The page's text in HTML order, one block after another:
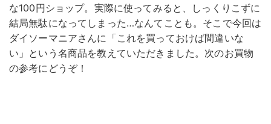
な100円ショップ。実際に使ってみると、しっくりこずに
結局無駄になってしまった…なんてことも。そこで今回は
ダイソーマニアさんに「これを買っておけば間違いな
い」という名商品を教えていただきました。次のお買物
の参考にどうぞ！